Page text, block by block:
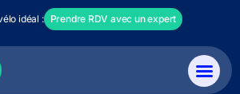
idéal : Prendre RDV avec un expert